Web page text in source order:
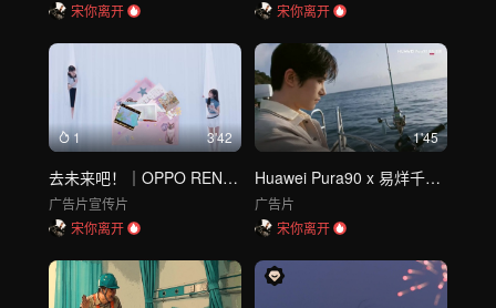
宋你离开
宋你离开
1 3'42
去未来吧！｜OPPO RENO 16
广告片宣传片
宋你离开
1'45
Huawei Pura90 x 易烊千玺《很会度假的人》
广告片
宋你离开